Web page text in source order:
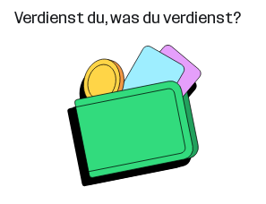
Verdienst du, was du verdienst?